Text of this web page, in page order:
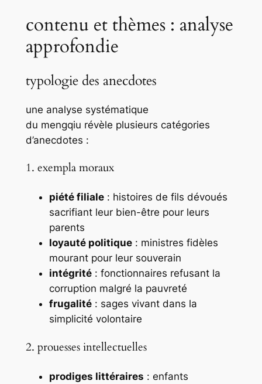
contenu et thèmes : analyse
approfondie
typologie des anecdotes
une analyse systématique
du mengqiu révèle plusieurs catégories
d’anecdotes :
1. exempla moraux
piété filiale: histoires de fils dévoués
sacrifiant leur bien-être pour leurs
parents
loyauté politique: ministres fidèles
mourant pour leur souverain
intégrité: fonctionnaires refusant la
corruption malgré la pauvreté
frugalité: sages vivant dans la
simplicité volontaire
2. prouesses intellectuelles
prodiges littéraires : enfants